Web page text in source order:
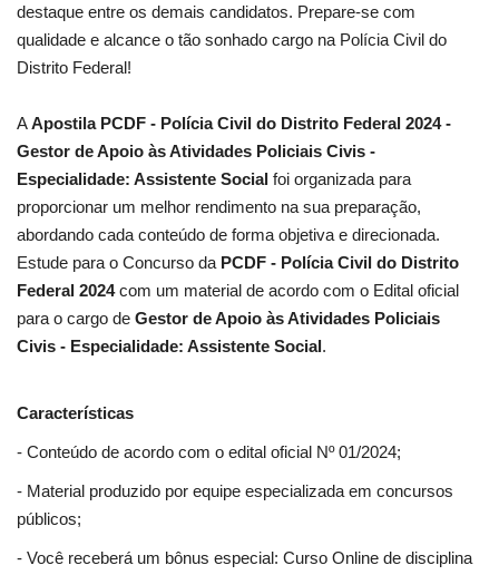
destaque entre os demais candidatos. Prepare-se com
qualidade e alcance o tão sonhado cargo na Polícia Civil do
Distrito Federal!
AApostila PCDF - Polícia Civil do Distrito Federal 2024 -
Gestor de Apoio às Atividades Policiais Civis -
Especialidade: Assistente Social foi organizada para
proporcionar um melhor rendimento na sua preparação,
abordando cada conteúdo de forma objetiva e direcionada.
Estude para o Concurso da PCDF - Polícia Civil do Distrito
Federal 2024com um material de acordo com o Edital oficial
para o cargo de Gestor de Apoio às Atividades Policiais
Civis - Especialidade: Assistente Social.
Características
- Conteúdo de acordo com o edital oficial Nº 01/2024;
- Material produzido por equipe especializada em concursos
públicos;
- Você receberá um bônus especial: Curso Online de disciplina